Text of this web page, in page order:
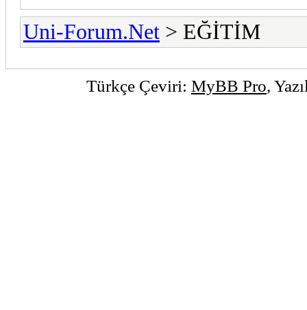
Uni-Forum.Net > EĞİTİM
Türkçe Çeviri: MyBB Pro,